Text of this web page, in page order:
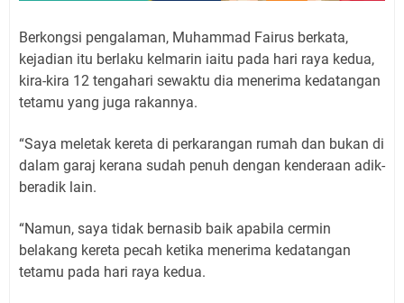
Berkongsi pengalaman, Muhammad Fairus berkata,
kejadian itu berlaku kelmarin iaitu pada hari raya kedua,
kira-kira 12 tengahari sewaktu dia menerima kedatangan
tetamu yang juga rakannya.
“Saya meletak kereta di perkarangan rumah dan bukan di
dalam garaj kerana sudah penuh dengan kenderaan adik-
beradik lain.
“Namun, saya tidak bernasib baik apabila cermin
belakang kereta pecah ketika menerima kedatangan
tetamu pada hari raya kedua.